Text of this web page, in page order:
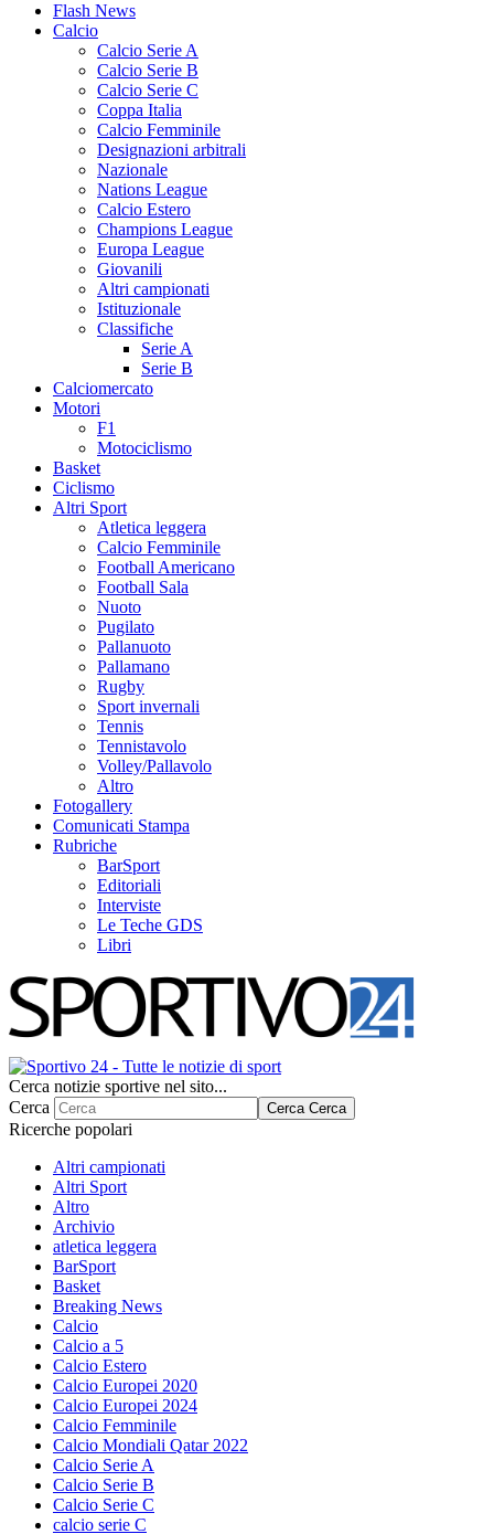
Flash News
Calcio
Calcio Serie A
Calcio Serie B
Calcio Serie C
Coppa Italia
Calcio Femminile
Designazioni arbitrali
Nazionale
Nations League
Calcio Estero
Champions League
Europa League
Giovanili
Altri campionati
Istituzionale
Classifiche
Serie A
Serie B
Calciomercato
Motori
F1
Motociclismo
Basket
Ciclismo
Altri Sport
Atletica leggera
Calcio Femminile
Football Americano
Football Sala
Nuoto
Pugilato
Pallanuoto
Pallamano
Rugby
Sport invernali
Tennis
Tennistavolo
Volley/Pallavolo
Altro
Fotogallery
Comunicati Stampa
Rubriche
BarSport
Editoriali
Interviste
Le Teche GDS
Libri
Cerca notizie sportive nel sito...
Cerca
Cerca Cerca
Ricerche popolari
Altri campionati
Altri Sport
Altro
Archivio
atletica leggera
BarSport
Basket
Breaking News
Calcio
Calcio a 5
Calcio Estero
Calcio Europei 2020
Calcio Europei 2024
Calcio Femminile
Calcio Mondiali Qatar 2022
Calcio Serie A
Calcio Serie B
Calcio Serie C
calcio serie C